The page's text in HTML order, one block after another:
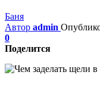
Баня
Автор admin
0
Поделится